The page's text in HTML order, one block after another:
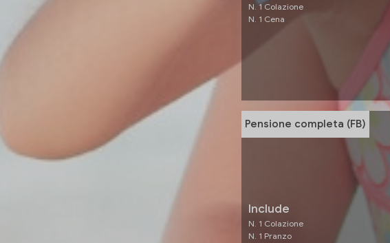
N. 1 Colazione
N. 1 Cena
Pensione completa (FB)
Include
N. 1 Colazione
N. 1 Pranzo